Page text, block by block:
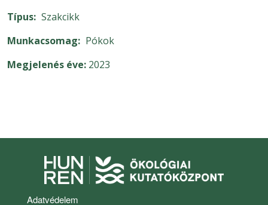
Típus Szakcikk
Munkacsomag
Pókok
Megjelenés éve 2023
Lábléc
Adatvédelem